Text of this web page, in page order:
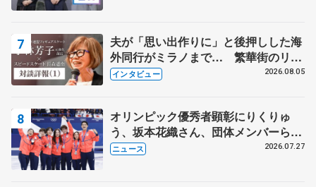
夫が「思い出作りに」と後押しした海
外同行がミラノまで… 繁華街のリン
クでは不良のお兄さんも味方に 小林
インタビュー 2026.08.05
オリンピック優秀者顕彰にりくりゅ
う、坂本花織さん、団体メンバーら
8月7日に文科省が表彰式、ブルーノ・
ニュース 2026.07.27